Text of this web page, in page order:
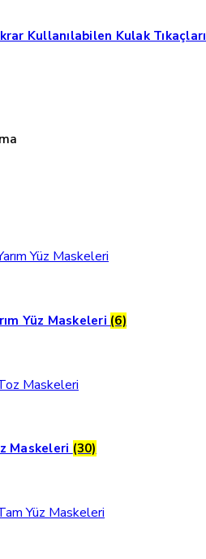
Kullanılabilen Kulak Tıkaçları
Yüz Maskeleri (6)
Maskeleri (30)